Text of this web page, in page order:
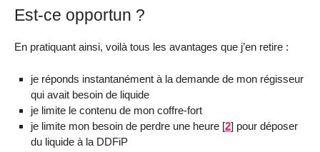
Est-ce opportun ?
En pratiquant ainsi, voilà tous les avantages que j’en retire :
je réponds instantanément à la demande de mon régisseur
qui avait besoin de liquide
je limite le contenu de mon coffre-fort
je limite mon besoin de perdre une heure[2] pour déposer
du liquide à la DDFiP